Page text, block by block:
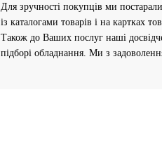
Для зручності покупців ми
із каталогами товарів і на картках
Також до Ваших послуг наші
підборі обладнання. Ми з